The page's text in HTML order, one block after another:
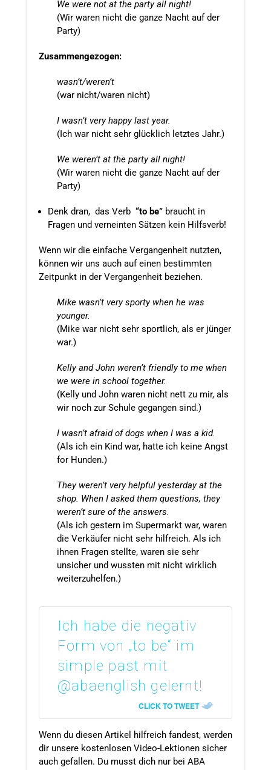
We were not at the party all night!
(Wir waren nicht die ganze Nacht auf der
Party)
Zusammengezogen:
wasn’t/weren’t
(war nicht/waren nicht)
I wasn’t very happy last year.
(Ich war nicht sehr glücklich letztes Jahr.)
We weren’t at the party all night!
(Wir waren nicht die ganze Nacht auf der
Party)
Denk dran, das Verb “to be” braucht in
Fragen und verneinten Sätzen kein Hilfsverb!
Wenn wir die einfache Vergangenheit nutzten,
können wir uns auch auf einen bestimmten
Zeitpunkt in der Vergangenheit beziehen.
Mike wasn’t very sporty when he was
younger.
(Mike war nicht sehr sportlich, als er jünger
war.)
Kelly and John weren’t friendly to me when
we were in school together.
(Kelly und John waren nicht nett zu mir, als
wir noch zur Schule gegangen sind.)
I wasn’t afraid of dogs when I was a kid.
(Als ich ein Kind war, hatte ich keine Angst
for Hunden.)
They weren’t very helpful yesterday at the
shop. When I asked them questions, they
weren’t sure of the answers.
(Als ich gestern im Supermarkt war, waren
die Verkäufer nicht sehr hilfreich. Als ich
ihnen Fragen stellte, waren sie sehr
unsicher und wussten mit nicht wirklich
weiterzuhelfen.)
Ich habe die negativ
Form von „to be“ im
simple past mit
@abaenglish gelernt!
CLICK TO TWEET
Wenn du diesen Artikel hilfreich fandest, werden
dir unsere kostenlosen Video-Lektionen sicher
auch gefallen. Du musst dich nur bei ABA